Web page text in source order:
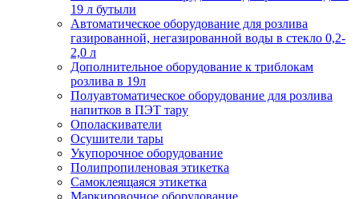
19 л бутыли
Автоматическое оборудование для розлива
газированной, негазированной воды в стекло 0,2-
2,0 л
Дополнительное оборудование к триблокам
розлива в 19л
Полуавтоматическое оборудование для розлива
напитков в ПЭТ тару
Ополаскиватели
Осушители тары
Укупорочное оборудование
Полипропиленовая этикетка
Самоклеящаяся этикетка
Маркировочное оборудование